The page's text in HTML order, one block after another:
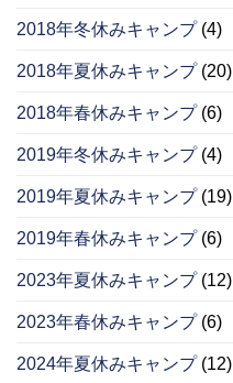
2018年冬休みキャンプ(4)
2018年夏休みキャンプ(20)
2018年春休みキャンプ(6)
2019年冬休みキャンプ(4)
2019年夏休みキャンプ(19)
2019年春休みキャンプ(6)
2023年夏休みキャンプ(12)
2023年春休みキャンプ(6)
2024年夏休みキャンプ(12)